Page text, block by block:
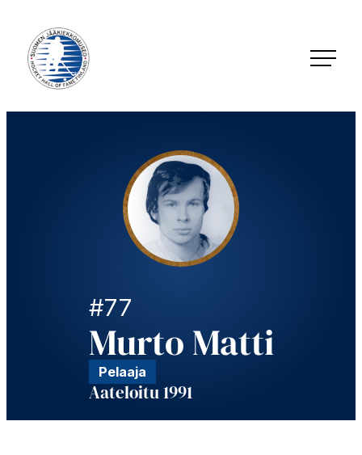
suoraan
sisältöön
Jääkiekkomuseo – Hockey Hall of Fame Finland
#77
Murto Matti
Pelaaja
Aateloitu 1991